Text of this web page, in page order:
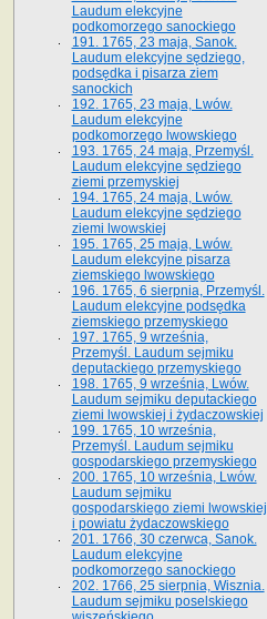
Laudum elekcyjne
podkomorzego sanockiego
191. 1765, 23 maja, Sanok.
Laudum elekcyjne sędziego,
podsędka i pisarza ziem
sanockich
192. 1765, 23 maja, Lwów.
Laudum elekcyjne
podkomorzego lwowskiego
193. 1765, 24 maja, Przemyśl.
Laudum elekcyjne sędziego
ziemi przemyskiej
194. 1765, 24 maja, Lwów.
Laudum elekcyjne sędziego
ziemi lwowskiej
195. 1765, 25 maja, Lwów.
Laudum elekcyjne pisarza
ziemskiego lwowskiego
196. 1765, 6 sierpnia, Przemyśl.
Laudum elekcyjne podsędka
ziemskiego przemyskiego
197. 1765, 9 września,
Przemyśl. Laudum sejmiku
deputackiego przemyskiego
198. 1765, 9 września, Lwów.
Laudum sejmiku deputackiego
ziemi lwowskiej i żydaczowskiej
199. 1765, 10 września,
Przemyśl. Laudum sejmiku
gospodarskiego przemyskiego
200. 1765, 10 września, Lwów.
Laudum sejmiku
gospodarskiego ziemi lwowskiej
i powiatu żydaczowskiego
201. 1766, 30 czerwca, Sanok.
Laudum elekcyjne
podkomorzego sanockiego
202. 1766, 25 sierpnia, Wisznia.
Laudum sejmiku poselskiego